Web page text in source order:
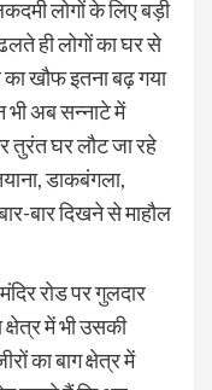
लोगों के लिए बड़ी
ही लोगों का घर से
का खौफ इतना बढ़ गया
भी अब सन्नाटे में
तुरंत घर लौट जा रहे
डाकबंगला,
बार दिखने से माहौल
रोड पर गुलदार
में भी उसकी
का बाग क्षेत्र में